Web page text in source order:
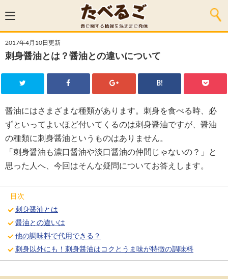
2017年4月10日更新
刺身醤油とは？醤油との違いについて
B!
醤油にはさまざまな種類があります。刺身を食べる時、必
ずといってよいほど付いてくるのは刺身醤油ですが、醤油
の種類に刺身醤油というものはありません。
「刺身醤油も濃口醤油や淡口醤油の仲間じゃないの？」と
思った人へ、今回はそんな疑問についてお答えします。
目次
刺身醤油とは
醤油との違いは
他の調味料で代用できる？
刺身以外にも！刺身醤油はコクとうま味が特徴の調味料